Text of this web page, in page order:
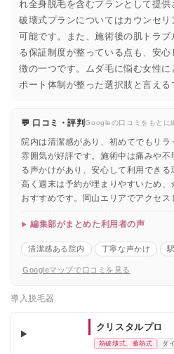
れ全身脱毛を含むプランとして提
破壊式プランについてはカウンセ
可能です。また、施術後の肌トラ
る保証制度が整っている点も、安
徴の一つです。ムダ毛に悩む女性
ポート体制が整った選択肢と言える
💬 口コミ・評判Googleの口コミをもとに
院内は清潔感があり、初めてでもリ
雰囲気が好評です。施術中は痛みや
る声かけがあり、安心して利用でき
高く週末は予約が埋まりやすいため
おすすめです。岡山エリアでアクセス
編集部がまとめた利用者の声
清潔感ある院内 丁寧な声かけ
Googleマップで口コミを見る
導入脱毛器
クリスタルプロ
熱破壊式、蓄熱式 ダ